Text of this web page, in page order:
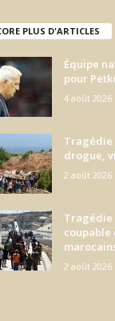
PLUS D'ARTICLES
Équipe
pour
4 août 2026
Tragédie
drogue,
2 août 2026
Tragédie
coupable
2 août 2026